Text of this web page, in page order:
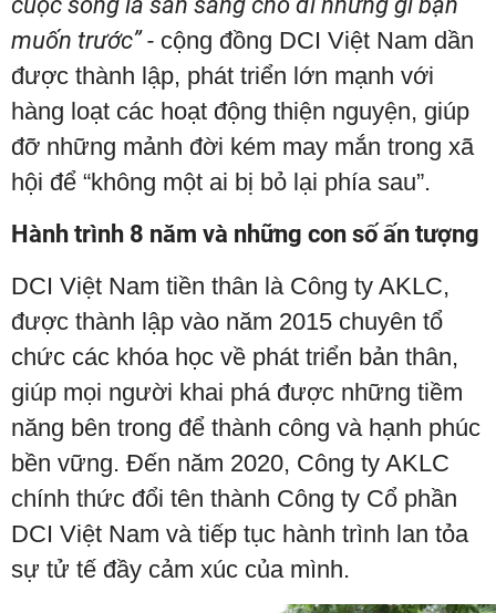
muốn trước” - cộng đồng DCI Việt Nam dần
được thành lập, phát triển lớn mạnh với
hàng loạt các hoạt động thiện nguyện, giúp
đỡ những mảnh đời kém may mắn trong xã
hội để “không một ai bị bỏ lại phía sau”.
Hành trình 8 năm và những con số ấn tượng
DCI Việt Nam tiền thân là Công ty AKLC,
được thành lập vào năm 2015 chuyên tổ
chức các khóa học về phát triển bản thân,
giúp mọi người khai phá được những tiềm
năng bên trong để thành công và hạnh phúc
bền vững. Đến năm 2020, Công ty AKLC
chính thức đổi tên thành Công ty Cổ phần
DCI Việt Nam và tiếp tục hành trình lan tỏa
sự tử tế đầy cảm xúc của mình.